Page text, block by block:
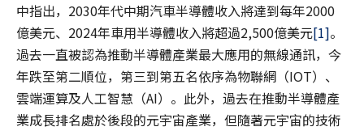
中指出，2030年代中期汽車半導體收入將達到每年2000
億美元、2024年車用半導體收入將超過2,500億美元[1]。
過去一直被認為推動半導體產業最大應用的無線通訊，今
年跌至第二順位，第三到第五名依序為物聯網（IOT）、
雲端運算及人工智慧（AI）。此外，過去在推動半導體產
業成長排名處於後段的元宇宙產業，但隨著元宇宙的技術